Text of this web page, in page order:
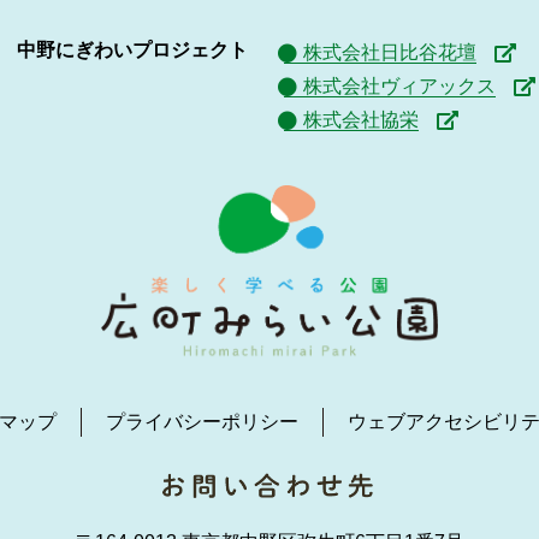
中野にぎわいプロジェクト
株式会社日比谷花壇
株式会社ヴィアックス
株式会社協栄
ップ プライバシーポリシー ウェブアクセシビリ